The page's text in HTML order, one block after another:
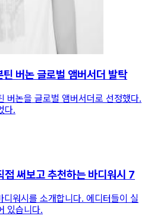
버논 글로벌 앰버서더 발탁
버논을 글로벌 앰버서더로 선정했다.
다.
써보고 추천하는 바디워시 7
워시를 소개합니다. 에디터들이 실
있습니다.